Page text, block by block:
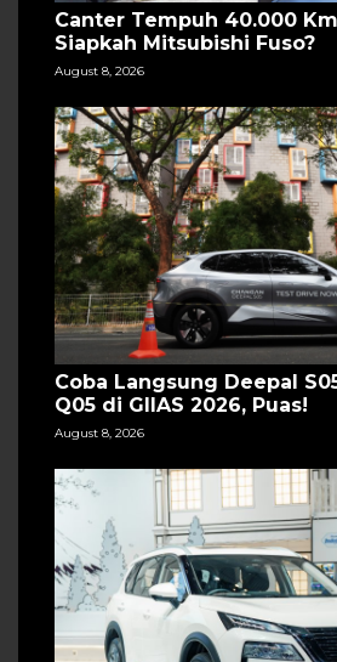
Canter Tempuh 40.000
Siapkah Mitsubishi Fuso?
August 8, 2026
Coba Langsung Deepal
Q05 di GIIAS 2026, Puas!
August 8, 2026